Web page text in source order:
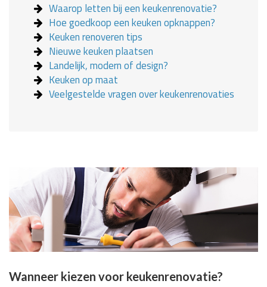
Waarop letten bij een keukenrenovatie?
Hoe goedkoop een keuken opknappen?
Keuken renoveren tips
Nieuwe keuken plaatsen
Landelijk, modern of design?
Keuken op maat
Veelgestelde vragen over keukenrenovaties
Wanneer kiezen voor keukenrenovatie?